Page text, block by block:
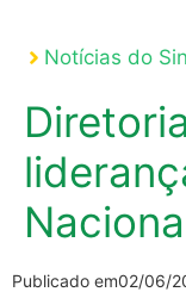
Notícias do
Publicado em02/06/